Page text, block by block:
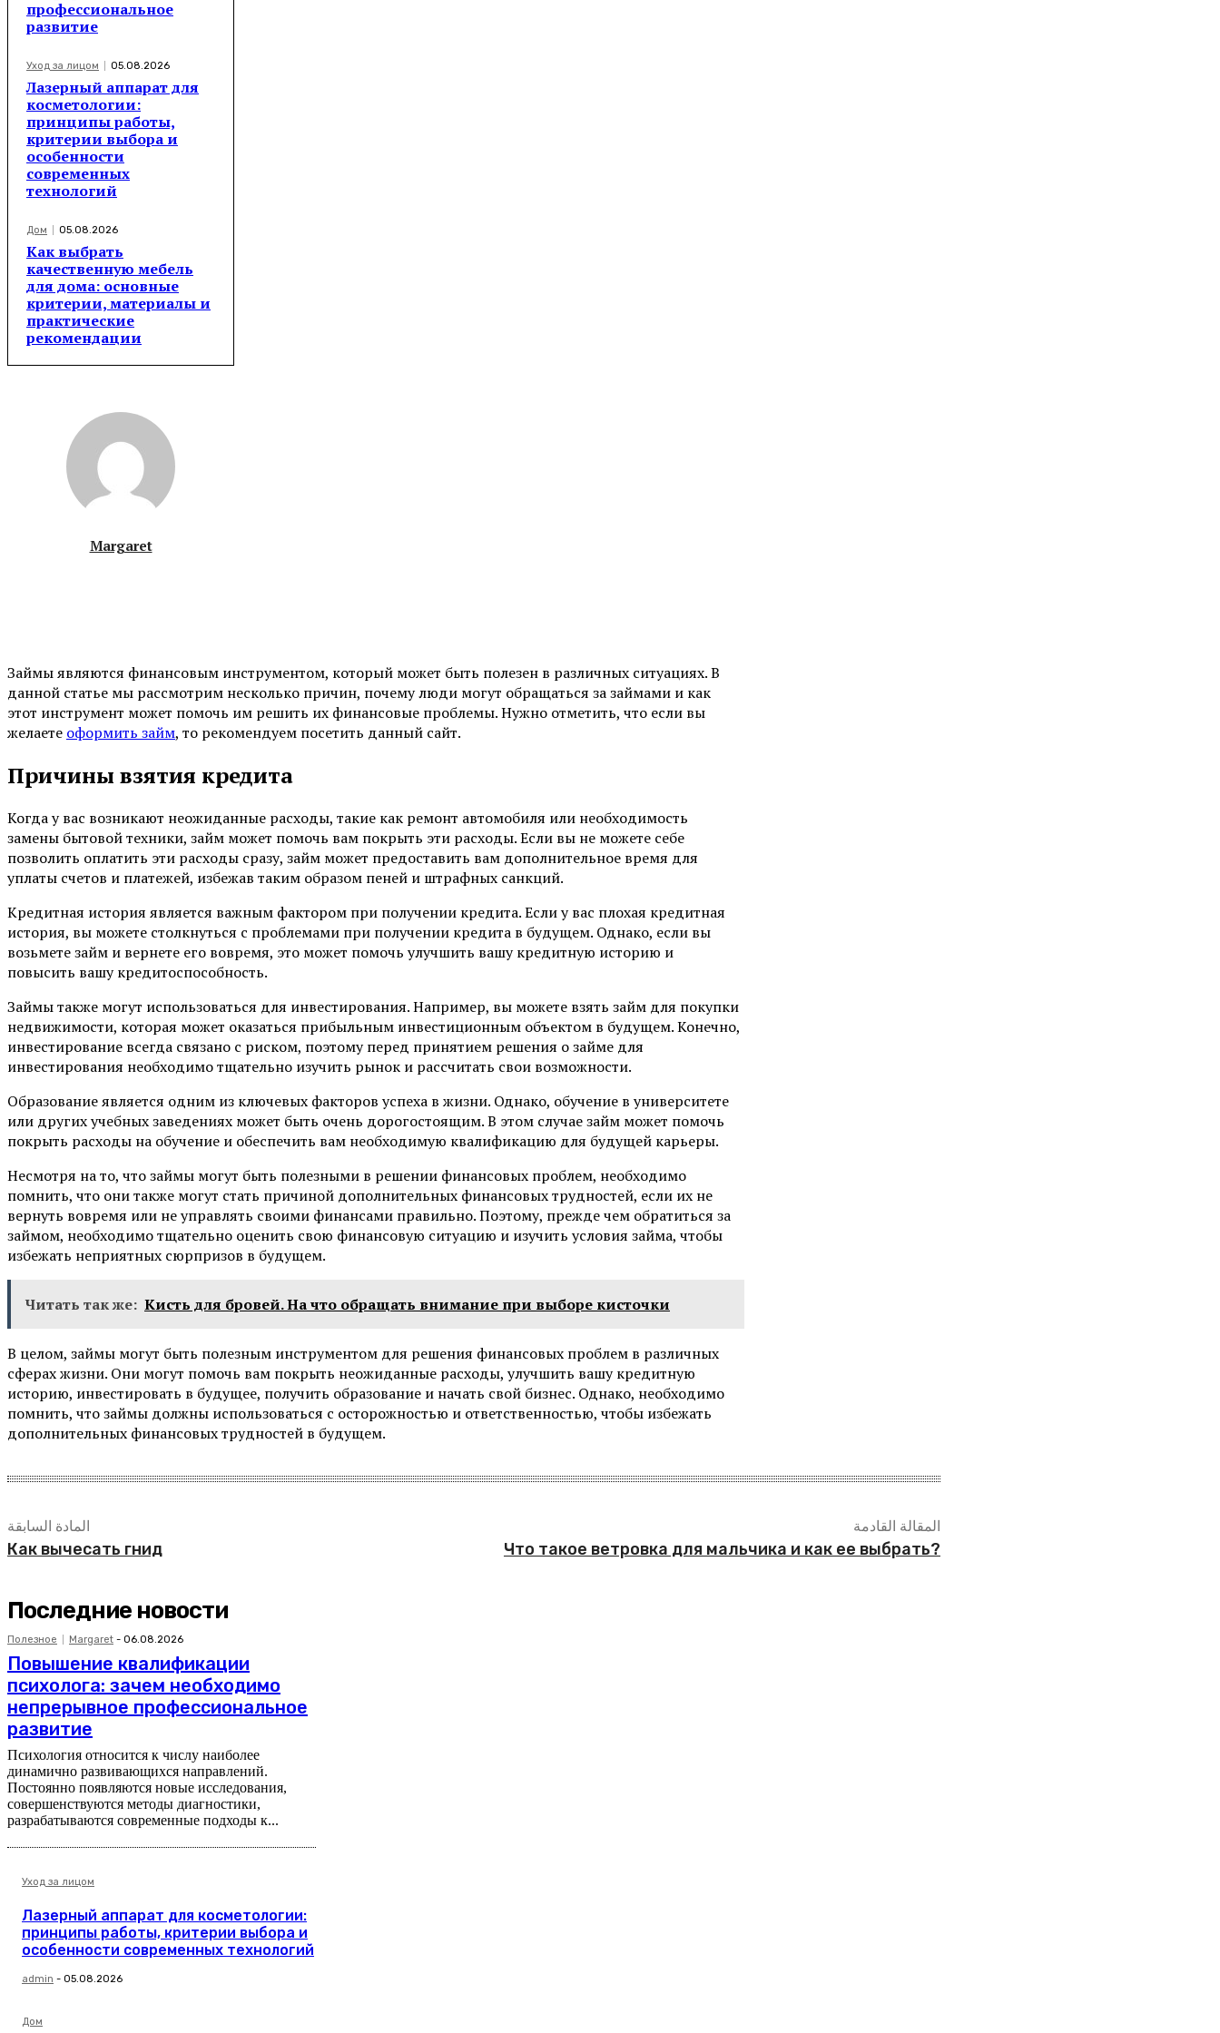
профессиональное
развитие
Уход за лицом 05.08.2026
Лазерный аппарат для
косметологии:
принципы работы,
критерии выбора и
особенности
современных
технологий
Дом 05.08.2026
Как выбрать
качественную мебель
для дома: основные
критерии, материалы и
практические
рекомендации
Margaret
Займы являются финансовым инструментом, который может быть полезен в различных ситуациях. В
данной статье мы рассмотрим несколько причин, почему люди могут обращаться за займами и как
этот инструмент может помочь им решить их финансовые проблемы. Нужно отметить, что если вы
желаете оформить займ, то рекомендуем посетить данный сайт.
Причины взятия кредита
Когда у вас возникают неожиданные расходы, такие как ремонт автомобиля или необходимость
замены бытовой техники, займ может помочь вам покрыть эти расходы. Если вы не можете себе
позволить оплатить эти расходы сразу, займ может предоставить вам дополнительное время для
уплаты счетов и платежей, избежав таким образом пеней и штрафных санкций.
Кредитная история является важным фактором при получении кредита. Если у вас плохая кредитная
история, вы можете столкнуться с проблемами при получении кредита в будущем. Однако, если вы
возьмете займ и вернете его вовремя, это может помочь улучшить вашу кредитную историю и
повысить вашу кредитоспособность.
Займы также могут использоваться для инвестирования. Например, вы можете взять займ для покупки
недвижимости, которая может оказаться прибыльным инвестиционным объектом в будущем. Конечно,
инвестирование всегда связано с риском, поэтому перед принятием решения о займе для
инвестирования необходимо тщательно изучить рынок и рассчитать свои возможности.
Образование является одним из ключевых факторов успеха в жизни. Однако, обучение в университете
или других учебных заведениях может быть очень дорогостоящим. В этом случае займ может помочь
покрыть расходы на обучение и обеспечить вам необходимую квалификацию для будущей карьеры.
Несмотря на то, что займы могут быть полезными в решении финансовых проблем, необходимо
помнить, что они также могут стать причиной дополнительных финансовых трудностей, если их не
вернуть вовремя или не управлять своими финансами правильно. Поэтому, прежде чем обратиться за
займом, необходимо тщательно оценить свою финансовую ситуацию и изучить условия займа, чтобы
избежать неприятных сюрпризов в будущем.
Читать так же: Кисть для бровей. На что обращать внимание при выборе кисточки
В целом, займы могут быть полезным инструментом для решения финансовых проблем в различных
сферах жизни. Они могут помочь вам покрыть неожиданные расходы, улучшить вашу кредитную
историю, инвестировать в будущее, получить образование и начать свой бизнес. Однако, необходимо
помнить, что займы должны использоваться с осторожностью и ответственностью, чтобы избежать
дополнительных финансовых трудностей в будущем.
المادة السابقة
Как вычесать гнид
المقالة القادمة
Что такое ветровка для мальчика и как ее выбрать?
Последние новости
Полезное Margaret - 06.08.2026
Повышение квалификации
психолога: зачем необходимо
непрерывное профессиональное
развитие
Психология относится к числу наиболее
динамично развивающихся направлений.
Постоянно появляются новые исследования,
совершенствуются методы диагностики,
разрабатываются современные подходы к...
Уход за лицом
Лазерный аппарат для косметологии:
принципы работы, критерии выбора и
особенности современных технологий
admin - 05.08.2026
Дом